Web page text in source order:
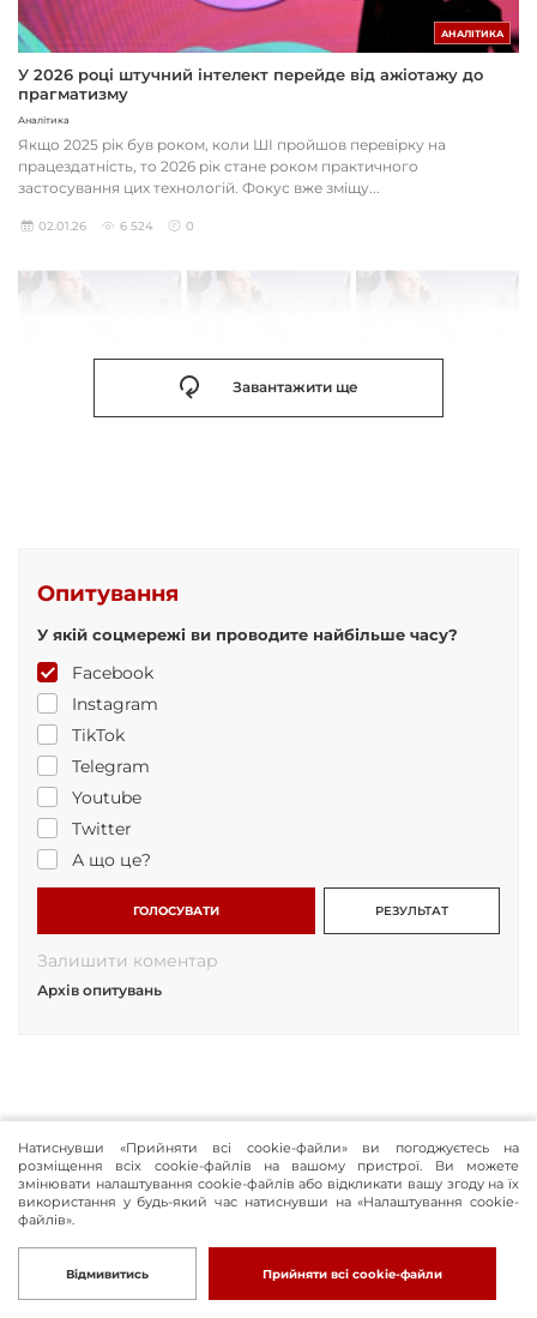
АНАЛІТИКА
У 2026 році штучний інтелект перейде від ажіотажу до
прагматизму
Аналітика
Якщо 2025 рік був роком, коли ШІ пройшов перевірку на
працездатність, то 2026 рік стане роком практичного
застосування цих технологій. Фокус вже зміщу...
02.01.26 6 524 0
Завантажити ще
Опитування
У якій соцмережі ви проводите найбільше часу?
Facebook
Instagram
TikTok
Telegram
Youtube
Twitter
А що це?
ГОЛОСУВАТИ РЕЗУЛЬТАТ
Залишити коментар
Архів опитувань
межах першого абзацу на сторінку розташування вихідної статті із
Натиснувши «Прийняти всі cookie-файли» ви погоджуєтесь на
розміщення всіх cookie-файлів на вашому пристрої. Ви можете
змінювати налаштування cookie-файлів або відкликати вашу згоду на їх
використання у будь-який час натиснувши на «Налаштування cookie-
файлів».
Відмивитись Прийняти всі cookie-файли